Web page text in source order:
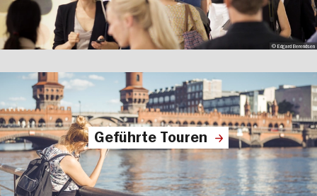
© Edgard Berendsen
Geführte Touren